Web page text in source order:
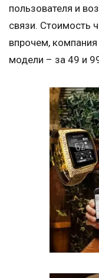
пользователя и
связи. Стоимость
впрочем,
модели – за 49 и